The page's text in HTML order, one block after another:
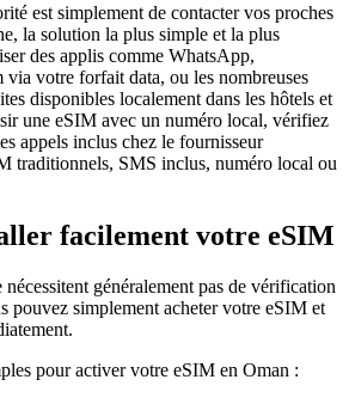
est simplement de contacter vos proches
la solution la plus simple et la plus
des applis comme WhatsApp,
via votre forfait data, ou les nombreuses
disponibles localement dans les hôtels et
une eSIM avec un numéro local, vérifiez
appels inclus chez le fournisseur
traditionnels, SMS inclus, numéro local ou
facilement votre eSIM
généralement pas de vérification
pouvez simplement acheter votre eSIM et
pour activer votre eSIM en Oman :